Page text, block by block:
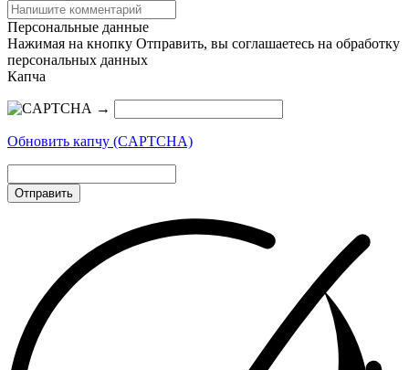
Персональные данные
Нажимая на кнопку Отправить, вы соглашаетесь на обработку
персональных данных
Капча
→
Обновить капчу (CAPTCHA)
Отправить